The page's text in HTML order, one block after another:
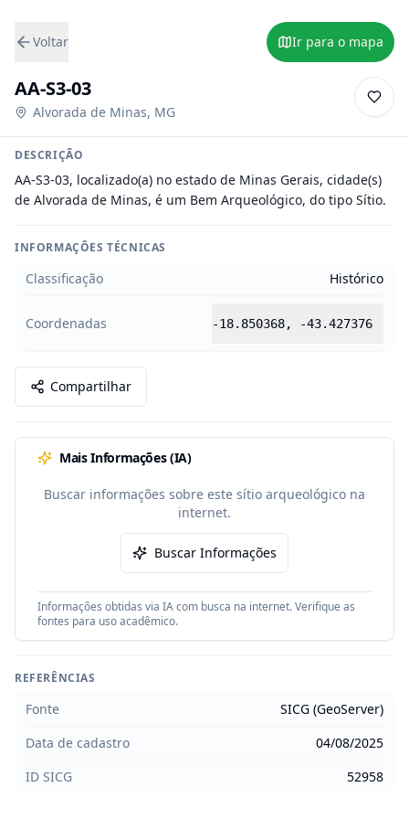
Voltar Ir para o mapa
AA-S3-03
Alvorada de Minas, MG
DESCRIÇÃO
AA-S3-03, localizado(a) no estado de Minas Gerais, cidade(s)
de Alvorada de Minas, é um Bem Arqueológico, do tipo Sítio.
INFORMAÇÕES TÉCNICAS
Classificação Histórico
Coordenadas -18.850368, -43.427376
Compartilhar
Mais Informações (IA)
Buscar informações sobre este sítio arqueológico na
internet.
Buscar Informações
Informações obtidas via IA com busca na internet. Verifique as
fontes para uso acadêmico.
REFERÊNCIAS
Fonte
SICG (GeoServer)
Data de cadastro
04/08/2025
ID SICG
52958